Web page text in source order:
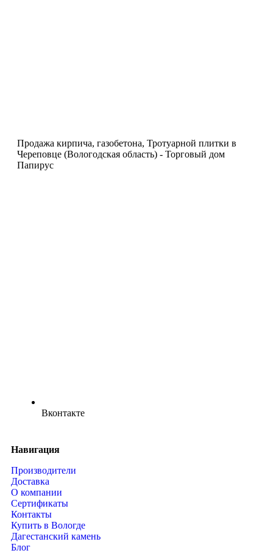
Продажа кирпича, газобетона, Тротуарной плитки в
Череповце (Вологодская область) - Торговый дом
Папирус
Вконтакте
Навигация
Производители
Доставка
О компании
Сертификаты
Контакты
Купить в Вологде
Дагестанский камень
Блог